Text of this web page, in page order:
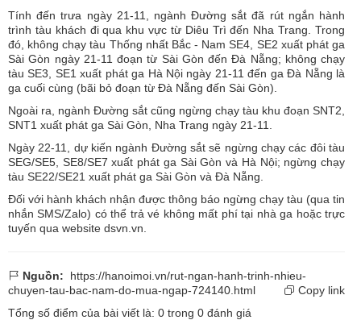
Tính đến trưa ngày 21-11, ngành Đường sắt đã rút ngắn hành
trình tàu khách đi qua khu vực từ Diêu Trì đến Nha Trang. Trong
đó, không chạy tàu Thống nhất Bắc - Nam SE4, SE2 xuất phát ga
Sài Gòn ngày 21-11 đoạn từ Sài Gòn đến Đà Nẵng; không chạy
tàu SE3, SE1 xuất phát ga Hà Nội ngày 21-11 đến ga Đà Nẵng là
ga cuối cùng (bãi bỏ đoạn từ Đà Nẵng đến Sài Gòn).
Ngoài ra, ngành Đường sắt cũng ngừng chạy tàu khu đoạn SNT2,
SNT1 xuất phát ga Sài Gòn, Nha Trang ngày 21-11.
Ngày 22-11, dự kiến ngành Đường sắt sẽ ngừng chạy các đôi tàu
SEG/SE5, SE8/SE7 xuất phát ga Sài Gòn và Hà Nội; ngừng chạy
tàu SE22/SE21 xuất phát ga Sài Gòn và Đà Nẵng.
Đối với hành khách nhận được thông báo ngừng chạy tàu (qua tin
nhắn SMS/Zalo) có thể trả vé không mất phí tại nhà ga hoặc trực
tuyến qua website dsvn.vn.
Nguồn:
https://hanoimoi.vn/rut-ngan-hanh-trinh-nhieu-
chuyen-tau-bac-nam-do-mua-ngap-724140.html
Copy link
Tổng số điểm của bài viết là: 0 trong 0 đánh giá